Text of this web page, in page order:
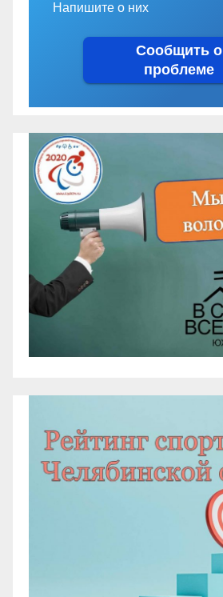
Напишите о них
Сообщить о
проблеме